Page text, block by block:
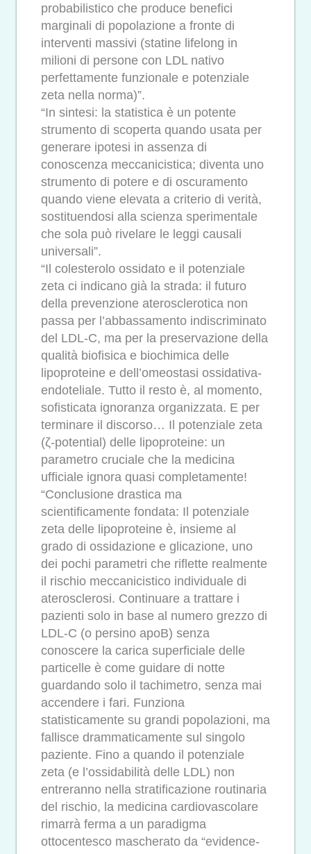
probabilistico che produce benefici
marginali di popolazione a fronte di
interventi massivi (statine lifelong in
milioni di persone con LDL nativo
perfettamente funzionale e potenziale
zeta nella norma)”.
“In sintesi: la statistica è un potente
strumento di scoperta quando usata per
generare ipotesi in assenza di
conoscenza meccanicistica; diventa uno
strumento di potere e di oscuramento
quando viene elevata a criterio di verità,
sostituendosi alla scienza sperimentale
che sola può rivelare le leggi causali
universali”.
“Il colesterolo ossidato e il potenziale
zeta ci indicano già la strada: il futuro
della prevenzione aterosclerotica non
passa per l’abbassamento indiscriminato
del LDL-C, ma per la preservazione della
qualità biofisica e biochimica delle
lipoproteine e dell’omeostasi ossidativa-
endoteliale. Tutto il resto è, al momento,
sofisticata ignoranza organizzata. E per
terminare il discorso… Il potenziale zeta
(ζ-potential) delle lipoproteine: un
parametro cruciale che la medicina
ufficiale ignora quasi completamente!
“Conclusione drastica ma
scientificamente fondata: Il potenziale
zeta delle lipoproteine è, insieme al
grado di ossidazione e glicazione, uno
dei pochi parametri che riflette realmente
il rischio meccanicistico individuale di
aterosclerosi. Continuare a trattare i
pazienti solo in base al numero grezzo di
LDL-C (o persino apoB) senza
conoscere la carica superficiale delle
particelle è come guidare di notte
guardando solo il tachimetro, senza mai
accendere i fari. Funziona
statisticamente su grandi popolazioni, ma
fallisce drammaticamente sul singolo
paziente. Fino a quando il potenziale
zeta (e l’ossidabilità delle LDL) non
entreranno nella stratificazione routinaria
del rischio, la medicina cardiovascolare
rimarrà ferma a un paradigma
ottocentesco mascherato da “evidence-